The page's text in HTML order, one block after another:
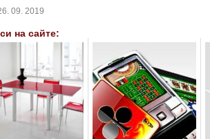
09. 2019
на сайте: